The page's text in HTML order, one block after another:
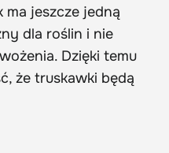
jeszcze jedną
dla roślin i nie
Dzięki temu
że truskawki będą